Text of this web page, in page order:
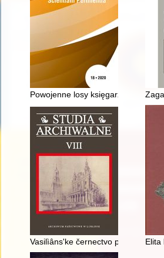
Powojenne losy księgarzy
Vasilìâns'ke černectvo Elita